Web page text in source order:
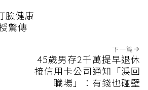
臉健康
驚傳
下一篇
45歲男存2千萬提早退休
接信用卡公司通知「淚回
職場」：有錢也碰壁